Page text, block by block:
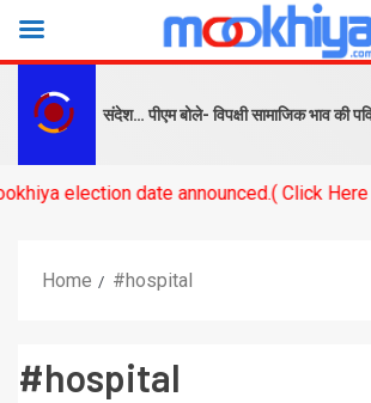
सबक और संदेश… पीएम बोले- विपक्षी सामाजिक भाव की पवित्रता
date announced.( Click Here )
Home #hospital
#hospital